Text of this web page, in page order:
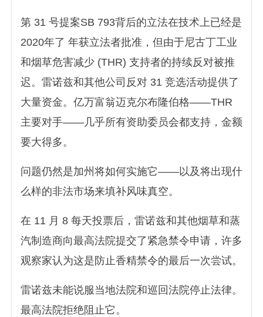
第 31 号提案SB 793背后的立法在技术上已经是
2020年了 年获立法者批准，但由于尼古丁工业
和烟草危害减少 (THR) 支持者的持续反对被推
迟。雷诺兹和其他公司反对 31 竞选活动提供了
大量资金。亿万富翁迈克尔布隆伯格——THR
主要对手——几乎所有资助委员会都支持，金额
要大得多。
问题仍然是加州将如何实施它——以及将出现什
么样的非法市场来填补风味真空。
在 11 月 8 每天投票后，雷诺兹和其他烟草和蒸
汽制造商向最高法院提交了紧急禁令申请，许多
观察家认为这是防止香精禁令的最后一次尝试。
雷诺兹未能说服当地法院和巡回法院停止法律。
最高法院拒绝阻止它。